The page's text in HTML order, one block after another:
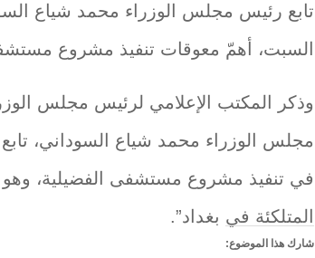
تابع رئيس مجلس الوزراء محمد شياع
السبت، أهمّ معوقات تنفيذ مشروع
وذكر المكتب الإعلامي لرئيس مجلس
مجلس الوزراء محمد شياع السوداني، تابع
في تنفيذ مشروع مستشفى الفضيلية، وهو
المتلكئة في بغداد”.
شارك هذا الموضوع: